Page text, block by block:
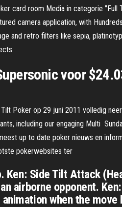
card room Media in categorie
camera application, with
and retro filters like sepia,
voor
Poker op 29 juni 2011 volledig
including our engaging Multi
up to date poker nieuws en
pokerwebsites ter
Side Tilt Attack
airborne opponent.
when the move